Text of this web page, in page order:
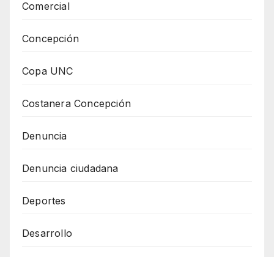
Comercial
Concepción
Copa UNC
Costanera Concepción
Denuncia
Denuncia ciudadana
Deportes
Desarrollo